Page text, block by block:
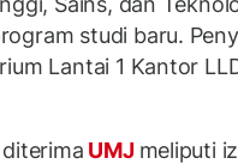
studi baru.
Lantai 1 Kantor
UMJ meliputi